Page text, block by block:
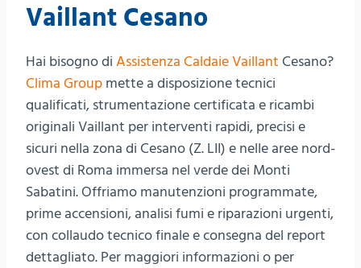
Vaillant Cesano
Hai bisogno di Assistenza Caldaie Vaillant Cesano?
Clima Group mette a disposizione tecnici
qualificati, strumentazione certificata e ricambi
originali Vaillant per interventi rapidi, precisi e
sicuri nella zona di Cesano (Z. LII) e nelle aree nord-
ovest di Roma immersa nel verde dei Monti
Sabatini. Offriamo manutenzioni programmate,
prime accensioni, analisi fumi e riparazioni urgenti,
con collaudo tecnico finale e consegna del report
dettagliato. Per maggiori informazioni o per